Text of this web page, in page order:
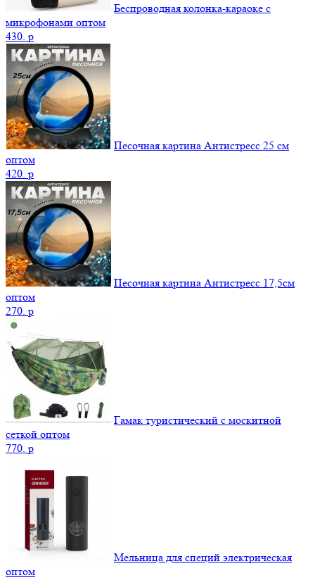
Беспроводная колонка-караоке с
микрофонами оптом
430. p
Песочная картина Антистресс 25 см
оптом
420. p
Песочная картина Антистресс 17,5см
оптом
270. p
Гамак туристический с москитной
сеткой оптом
770. p
Мельница для специй электрическая
оптом